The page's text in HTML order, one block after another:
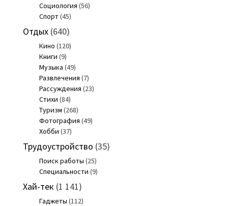
Социология (56)
Спорт(45)
Отдых(640)
Кино (120)
Книги (9)
Музыка (49)
Развлечения (7)
Рассуждения (23)
Стихи (84)
Туризм (268)
Фотография (49)
Хобби (37)
Трудоустройство (35)
Поиск работы (25)
Специальности (9)
Хай-тек (1 141)
Гаджеты (112)